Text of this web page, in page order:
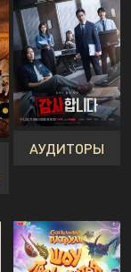
АУДИТОРЫ